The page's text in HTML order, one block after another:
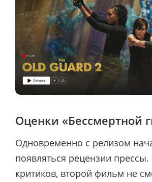
Оценки «Бессмертной
Одновременно с релизом
появляться рецензии
критиков, второй фильм не